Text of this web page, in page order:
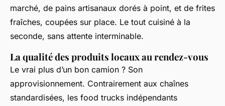
marché, de pains artisanaux dorés à point, et de frites
fraîches, coupées sur place. Le tout cuisiné à la
seconde, sans attente interminable.
La qualité des produits locaux au rendez-vous
Le vrai plus d’un bon camion ? Son
approvisionnement. Contrairement aux chaînes
standardisées, les food trucks indépendants